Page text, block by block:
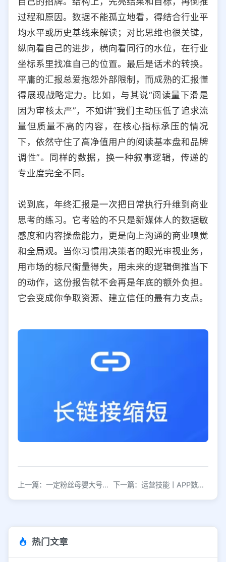
过程和原因。数据不能孤立地看，得结合行业平
均水平或历史基线来解读；对比思维也很关键，
纵向看自己的进步，横向看同行的水位，在行业
坐标系里找准自己的位置。最后是话术的转换。
平庸的汇报总爱抱怨外部限制，而成熟的汇报懂
得展现战略定力。比如，与其说“阅读量下滑是
因为审核太严”，不如讲“我们主动压低了追求流
量但质量不高的内容，在核心指标承压的情况
下，依然守住了高净值用户的阅读基本盘和品牌
调性”。同样的数据，换一种叙事逻辑，传递的
专业度完全不同。
说到底，年终汇报是一次把日常执行升维到商业
思考的练习。它考验的不只是新媒体人的数据敏
感度和内容操盘能力，更是向上沟通的商业嗅觉
和全局观。当你习惯用决策者的眼光审视业务，
用市场的标尺衡量得失，用未来的逻辑倒推当下
的动作，这份报告就不会再是年底的额外负担。
它会变成你争取资源、建立信任的最有力支点。
上一篇：一定粉丝母婴大号年糕妈妈发展拆解 下一篇：运营技能丨APP数据分析到底该分析哪些？
热门文章